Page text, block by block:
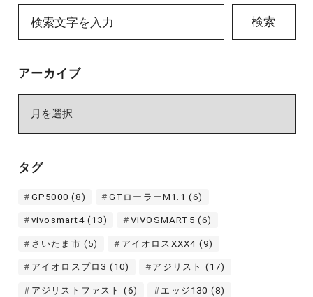
検索
アーカイブ
ブ
タグ
GP5000 (8) GTローラーM1.1 (6)
vivosmart4(13) VIVOSMART5 (6)
さいたま市 (5) アイオロスXXX4 (9)
アイオロスプロ3 (10) アジリスト (17)
アジリストファスト (6) エッジ130 (8)